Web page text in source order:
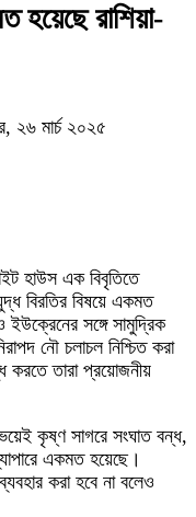
হয়েছে রাশিয়া-
২৬ মার্চ ২০২৫
হাউস এক বিবৃতিতে
বিরতির বিষয়ে একমত
ইউক্রেনের সঙ্গে সামুদ্রিক
নৌ চলাচল নিশ্চিত করা
করতে তারা প্রয়োজনীয়
কৃষ্ণ সাগরে সংঘাত বন্ধ,
একমত হয়েছে।
করা হবে না বলেও